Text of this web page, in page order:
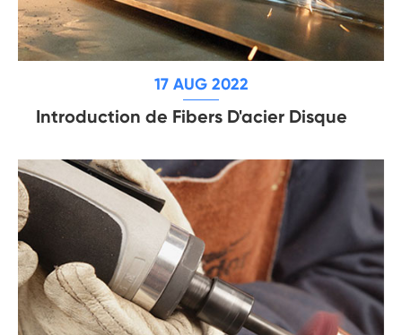
17 AUG 2022
Introduction de Fibers D'acier Disque